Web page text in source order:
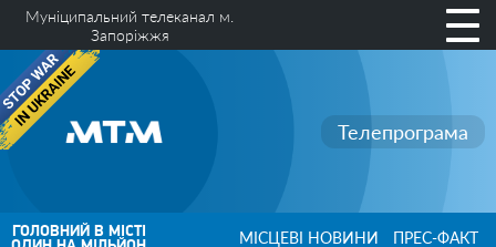
Муніципальний телеканал м.
Запоріжжя
Телепрограма
ГОЛОВНИЙ В МІСТІ МІСЦЕВІ НОВИНИ ПРЕС-ФАКТ